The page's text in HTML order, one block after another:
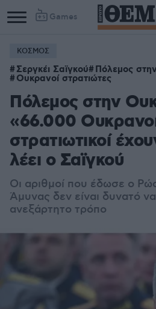
Games
ΚΟΣΜΟΣ
Σεργκέι Σαϊγκού Πόλεμος
Ουκρανοί στρατιώτες
Πόλεμος στην
«66.000
στρατιωτικοί
λέει ο Σαϊγκού
Οι αριθμοί που έδωσε ο
Άμυνας δεν είναι δυνατό
ανεξάρτητο τρόπο